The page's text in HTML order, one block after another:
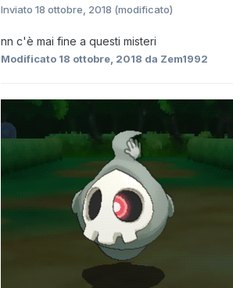
Inviato 18 ottobre, 2018 (modificato)
nn c'è mai fine a questi misteri
Modificato 18 ottobre, 2018 da Zem1992